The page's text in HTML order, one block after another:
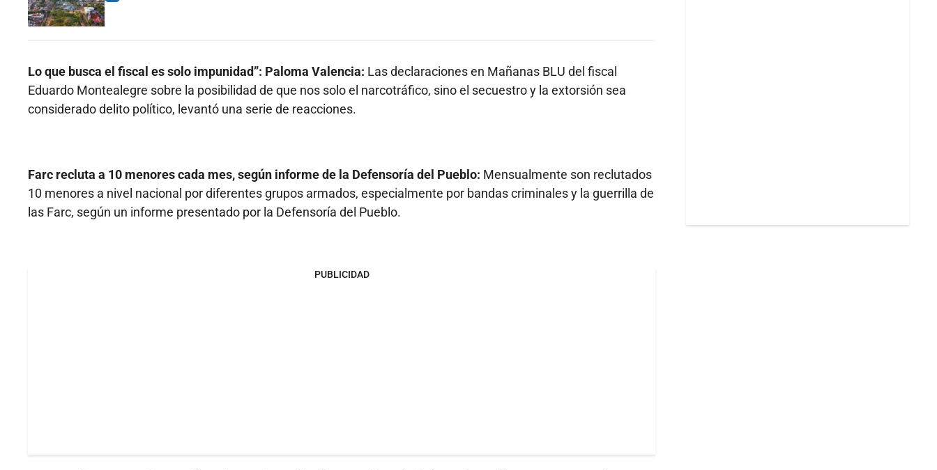
Lo que busca el fiscal es solo impunidad”: Paloma Valencia: Las declaraciones en Mañanas BLU del fiscal
Eduardo Montealegre sobre la posibilidad de que nos solo el narcotráfico, sino el secuestro y la extorsión sea
considerado delito político, levantó una serie de reacciones.
Farc recluta a 10 menores cada mes, según informe de la Defensoría del Pueblo: Mensualmente son reclutados
10 menores a nivel nacional por diferentes grupos armados, especialmente por bandas criminales y la guerrilla de
las Farc, según un informe presentado por la Defensoría del Pueblo.
PUBLICIDAD